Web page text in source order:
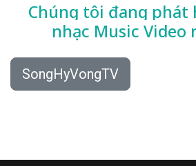
Chúng tôi đang phát
nhạc Music Video
SongHyVongTV